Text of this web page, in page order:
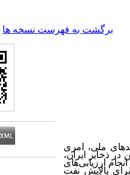
برگشت به فهرست نسخه ها
ملی، امری
ذخایر ایران،
ارزیابی‌های
پالایش نفت